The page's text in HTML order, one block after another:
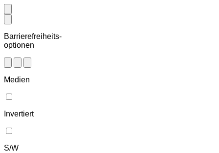
Barrierefreiheits-
optionen
Medien
Invertiert
S/W